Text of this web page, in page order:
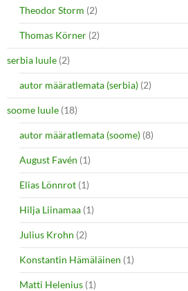
Theodor Storm (2)
Thomas Körner (2)
serbia luule (2)
autor määratlemata (serbia) (2)
soome luule (18)
autor määratlemata (soome) (8)
August Favén (1)
Elias Lönnrot (1)
Hilja Liinamaa (1)
Julius Krohn (2)
Konstantin Hämäläinen (1)
Matti Helenius (1)